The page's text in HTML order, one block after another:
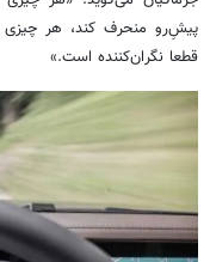
پیشِ‌رو منحرف کند، هر چیزی
قطعا نگران‌کننده است.»